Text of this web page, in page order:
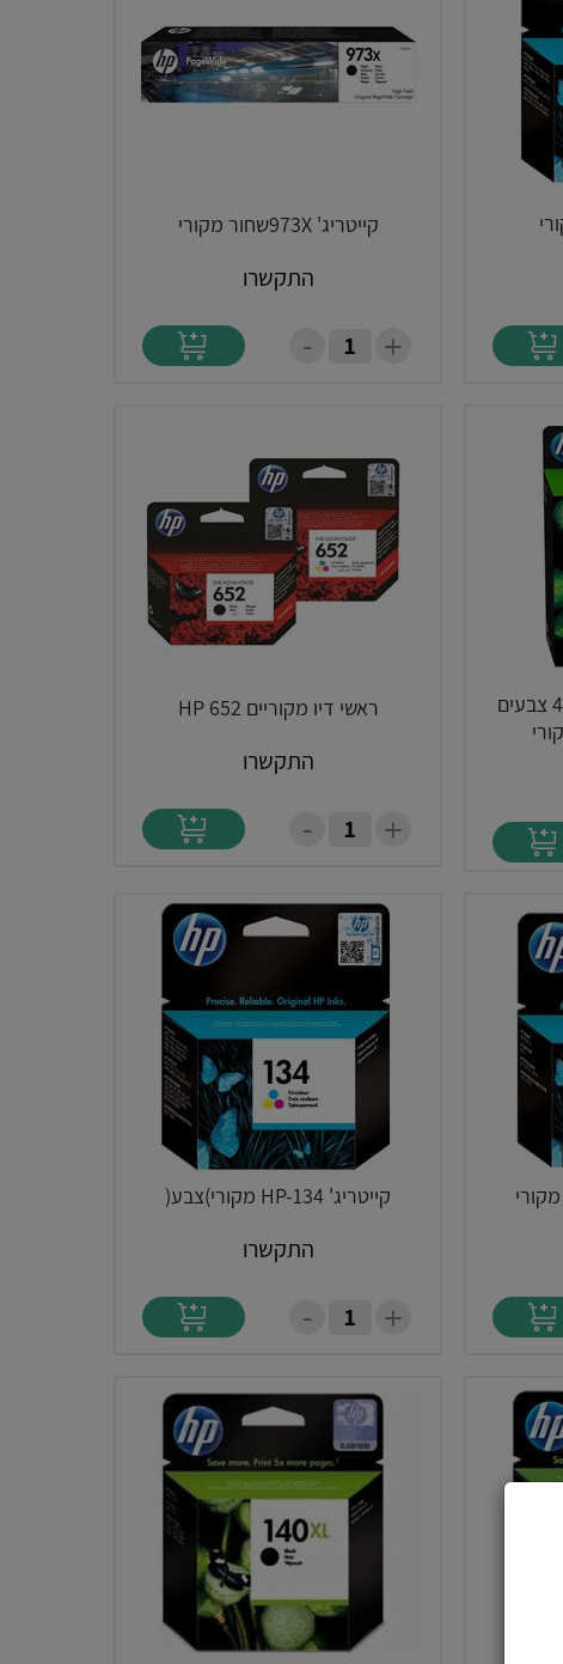
קייטריג' 973Xשחור מקורי
התקשרו
+
-
קייטריג HP963XL מארז 4 צבעים
ראשי דיו מקוריים HP 652
התקשרו
+
-
קייטריג' HP-134 מקורי)צבע(
התקשרו
+
-